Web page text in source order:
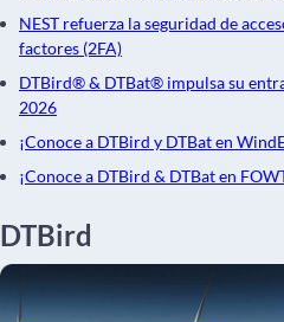
NEST refuerza la seguridad de
factores (2FA)
DTBird® & DTBat® impulsa su
2026
¡Conoce a DTBird y DTBat en
¡Conoce a DTBird & DTBat en
DTBird